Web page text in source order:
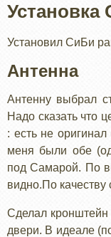
Установка
Установил СиБи
Антенна
Антенну выбрал
Надо сказать что
: есть не
меня были обе
под Самарой. По
видно.По качеству
Сделал
двери. В идеале